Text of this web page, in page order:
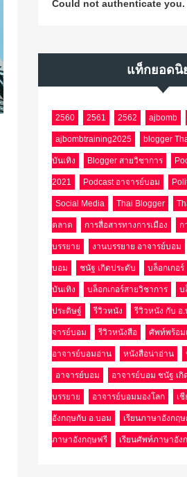
Could not authenticate you.
แท็กยอดนิ
2560 2561 2562 ajbomb
ajbombtraining2025 blogger
บันเทิง Blogger สายวิชาการ
2021 Podcast อาจารย์บอม
Social Media Thai Blogger
ตลาด การสื่อสารทางการเมือง ก
บรรยาย งานบรรยาย อาจารย์บอม
บอม ชนัฐ เกิดประดับ บล็อกเกอร์
บันเทิง บล็อกเกอร์สายวิชาการ บ
ประดิษฐ์ รีวิวหนัง รีวิวหนัง กับ อ
จารย์บอม รีวิวหนังสือ ศัพท์พร้อม
อาจารย์บอมอ่าน หนังสือน่าอ่าน
อาจารย์บอม อาจารย์บอม ชนัฐ เกิ
บรรยาย อาจารย์บอมมองโลก เ
อังกฤษกับ อ.บอม เรียนภาษาอังกฤ
ภาษาอังกฤษฟรี เรียนศัพท์ภาษาอัง